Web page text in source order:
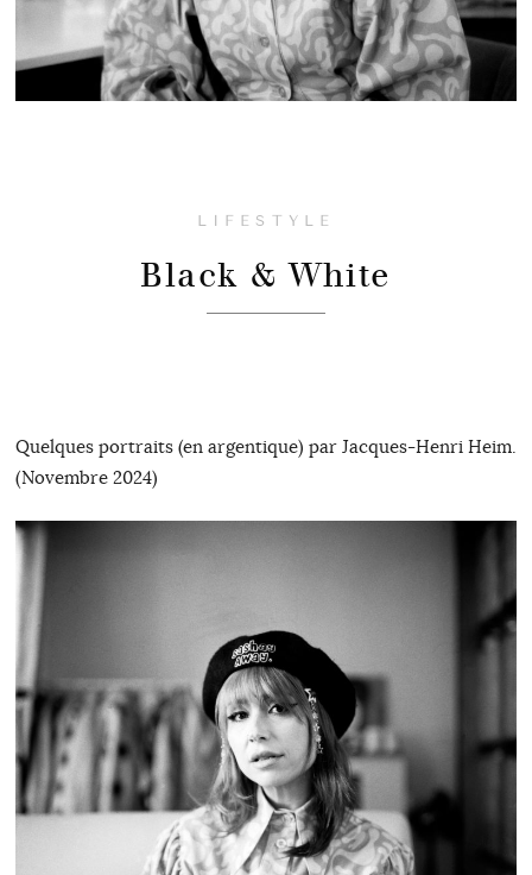
LIFESTYLE
Black & White
Quelques portraits (en argentique) par Jacques-Henri Heim.
(Novembre 2024)